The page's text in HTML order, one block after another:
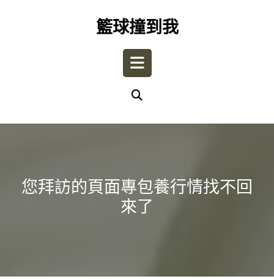
籃球撞到我
Open
您拜訪的頁面專包養行情找不回
來了